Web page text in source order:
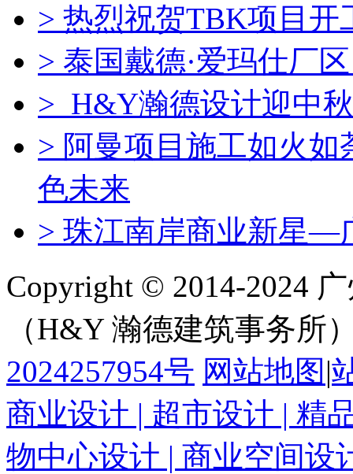
> 热烈祝贺TBK项目开
> 泰国戴德·爱玛仕厂
> H&Y瀚德设计迎中
> 阿曼项目施工如火
色未来
> 珠江南岸商业新星—
Copyright © 2014-2024
（H&Y 瀚德建筑事务所
2024257954号 网站地图 |
商业设计 | 超市设计 | 精
物中心设计 | 商业空间设